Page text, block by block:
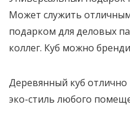
Может служить
подарком для деловых
коллег. Куб можно
Деревянный куб
эко-стиль любого